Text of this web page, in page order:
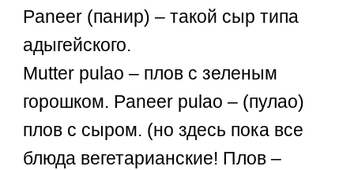
Paneer (панир) – такой сыр типа
адыгейского.
Mutter pulao – плов с зеленым
горошком. Paneer pulao – (пулао)
плов с сыром. (но здесь пока все
блюда вегетарианские! Плов –